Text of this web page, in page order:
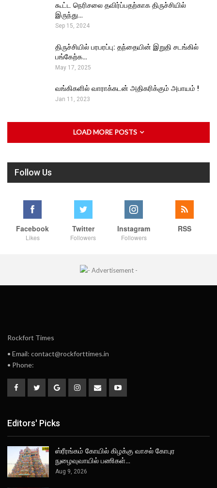
கூட்ட நெரிசலை தவிர்ப்பதற்காக திருச்சியில்
இருந்து…
Sep 15, 2024
திருச்சியில் பரபரப்பு: தந்தையின் இறுதி சடங்கில்
பங்கேற்க…
May 17, 2025
வங்கிகளில் வாராக்கடன் அதிகரிக்கும் அபாயம் !
Jan 11, 2023
LOAD MORE POSTS
Follow Us
Facebook
Likes
Twitter
Followers
Instagram
Followers
RSS
Rockfort Times
• Email: contact@rockforttimes.in
• Phone:
Editors' Picks
ஸ்ரீரங்கம் கோயில் கிழக்கு வாசல் கோபுர
நுழைவுவாயில் பணிகள்…
Aug 9, 2026